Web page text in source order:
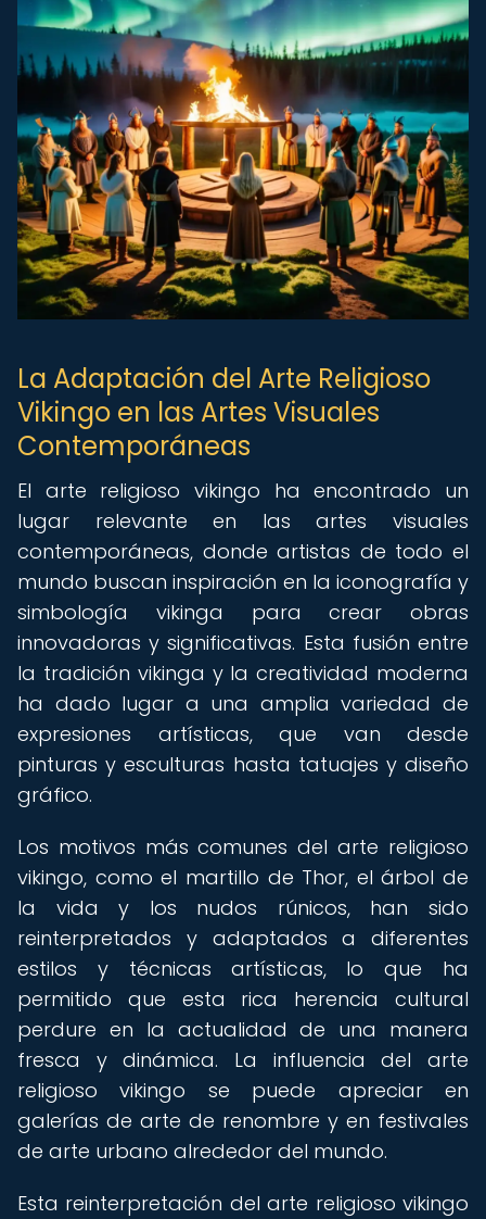
La Adaptación del Arte Religioso
Vikingo en las Artes Visuales
Contemporáneas
El arte religioso vikingo ha encontrado un
lugar relevante en las artes visuales
contemporáneas, donde artistas de todo el
mundo buscan inspiración en la iconografía y
simbología vikinga para crear obras
innovadoras y significativas. Esta fusión entre
la tradición vikinga y la creatividad moderna
ha dado lugar a una amplia variedad de
expresiones artísticas, que van desde
pinturas y esculturas hasta tatuajes y diseño
gráfico.
Los motivos más comunes del arte religioso
vikingo, como el martillo de Thor, el árbol de
la vida y los nudos rúnicos, han sido
reinterpretados y adaptados a diferentes
estilos y técnicas artísticas, lo que ha
permitido que esta rica herencia cultural
perdure en la actualidad de una manera
fresca y dinámica. La influencia del arte
religioso vikingo se puede apreciar en
galerías de arte de renombre y en festivales
de arte urbano alrededor del mundo.
Esta reinterpretación del arte religioso vikingo